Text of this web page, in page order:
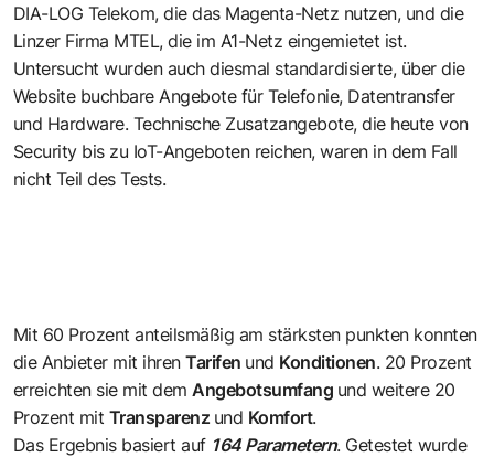
DIA-LOG Telekom, die das Magenta-Netz nutzen, und die
Linzer Firma MTEL, die im A1-Netz eingemietet ist.
Untersucht wurden auch diesmal standardisierte, über die
Website buchbare Angebote für Telefonie, Datentransfer
und Hardware. Technische Zusatzangebote, die heute von
Security bis zu IoT-Angeboten reichen, waren in dem Fall
nicht Teil des Tests.
Mit 60 Prozent anteilsmäßig am stärksten punkten konnten
die Anbieter mit ihrenTarifen und Konditionen. 20 Prozent
erreichten sie mit dem Angebotsumfang und weitere 20
Prozent mit Transparenz und Komfort.
Das Ergebnis basiert auf 164 Parametern. Getestet wurde